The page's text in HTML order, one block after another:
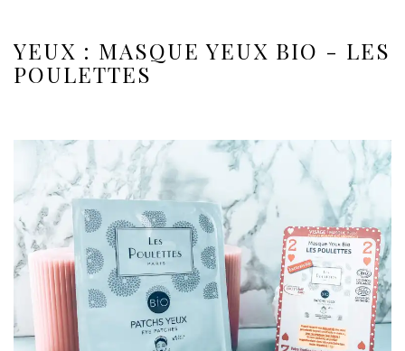
YEUX : MASQUE YEUX BIO - LES
POULETTES